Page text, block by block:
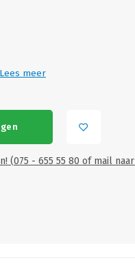
Lees meer
(075 - 655 55 80 of mail naar